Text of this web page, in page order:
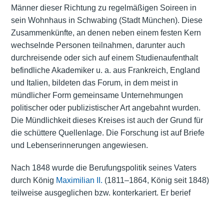
Männer dieser Richtung zu regelmäßigen Soireen in
sein Wohnhaus in Schwabing (Stadt München). Diese
Zusammenkünfte, an denen neben einem festen Kern
wechselnde Personen teilnahmen, darunter auch
durchreisende oder sich auf einem Studienaufenthalt
befindliche Akademiker u. a. aus Frankreich, England
und Italien, bildeten das Forum, in dem meist in
mündlicher Form gemeinsame Unternehmungen
politischer oder publizistischer Art angebahnt wurden.
Die Mündlichkeit dieses Kreises ist auch der Grund für
die schüttere Quellenlage. Die Forschung ist auf Briefe
und Lebenserinnerungen angewiesen.
Nach 1848 wurde die Berufungspolitik seines Vaters
durch König Maximilian II. (1811–1864, König seit 1848)
teilweise ausgeglichen bzw. konterkariert. Er berief